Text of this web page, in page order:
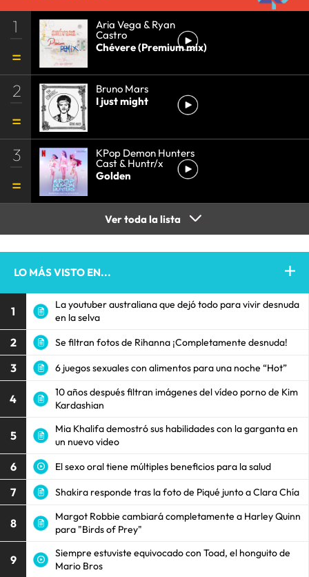
1 Aria Vega & Ryan
Castro
Chévere (Premium mix)
2
Bruno Mars
I just might
3 KPop Demon Hunters
Cast & Huntr/x
Golden
Ver toda la lista
LO MÁS VISTO EN...
1
La youtuber australiana que dejó todo para vivir desnuda
en la selva
2 Se filtran fotos de Rihanna ¡Completamente desnuda!
3 6 juegos sexuales con alimentos para una noche “Hot”
4
10 años después filtran imágenes del vídeo porno de Kim
Kardashian
5
Mia Khalifa demostró sus habilidades con la garganta en
un nuevo video
6 El sexo oral tiene múltiples beneficios para la salud
7 Shakira responde tras la foto de Piqué junto a Clara Chía
8
Margot Robbie cambiará completamente a Harley Quinn
para "Birds of Prey"
9
Siempre estuviste equivocado con Toad, el honguito de
Mario Bros